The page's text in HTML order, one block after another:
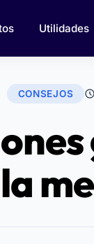
Utilidades
CONSEJOS